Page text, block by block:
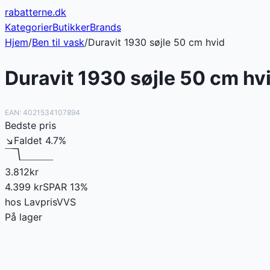
rabatterne.dk
KategorierButikkerBrands
Hjem/Ben til vask/Duravit 1930 søjle 50 cm hvid
Duravit 1930 søjle 50 cm
EAN: 4021534107894
Bedste pris
↘ Faldet 4.7%
3.812kr
4.399 krSPAR 13%
hos LavprisVVS
På lager